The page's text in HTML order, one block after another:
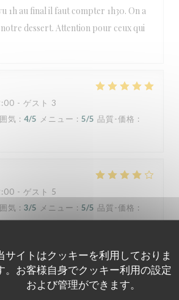
サイトはクッキーを利用しておりま
。お客様自身でクッキー利用の設定
および管理ができます。
1h au final il faut compter 1h30. On a
dessert. Attention pour ceux qui
- ゲスト 3
気 : 4/5 メニュー : 5/5 品質-価格 :
- ゲスト 5
気 : 3/5 メニュー : 5/5 品質-価格 :
par an, nous avons été un peu déçu
comparé à d'habitude.